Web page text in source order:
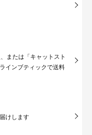
または「キャットスト
インブティックで送料
けします